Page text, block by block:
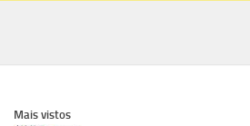
Mais vistos